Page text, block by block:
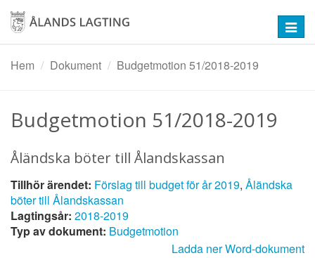
Hoppa
huvudinnehåll
Hem
Dokument Budgetmotion 51/2018-2019
Budgetmotion 51/2018-2019
Åländska böter till Ålandskassan
Tillhör ärendet: Förslag till budget för år 2019, Åländska
böter till Ålandskassan
Lagtingsår: 2018-2019
Typ av dokument: Budgetmotion
Ladda ner Word-dokument